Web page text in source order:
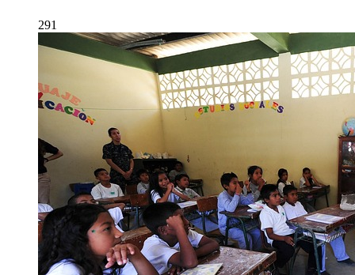
291